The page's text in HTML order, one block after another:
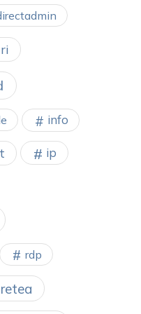
info
ip
rdp
retea